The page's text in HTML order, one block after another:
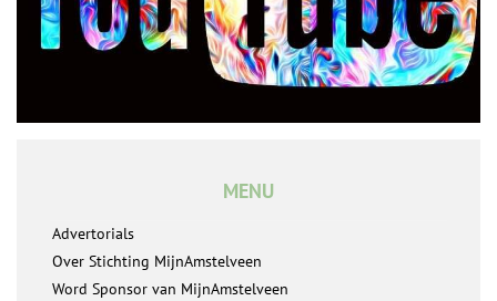
MENU
Advertorials
Over Stichting MijnAmstelveen
Word Sponsor van MijnAmstelveen